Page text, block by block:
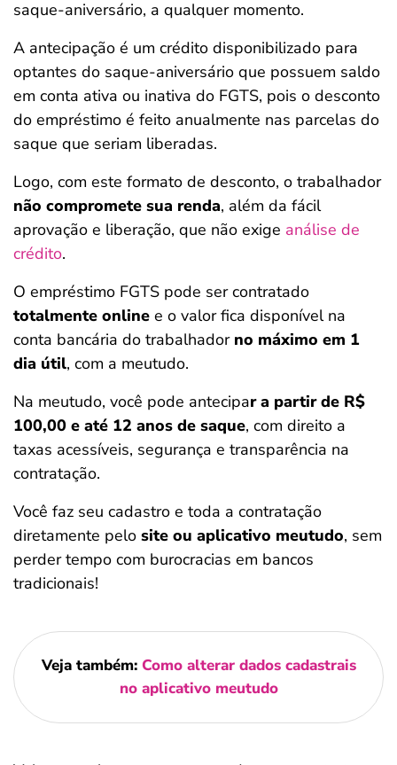
saque-aniversário, a qualquer momento.
A antecipação é um crédito disponibilizado para
optantes do saque-aniversário que possuem saldo
em conta ativa ou inativa do FGTS, pois o desconto
do empréstimo é feito anualmente nas parcelas do
saque que seriam liberadas.
Logo, com este formato de desconto, o trabalhador
não compromete sua renda, além da fácil
aprovação e liberação, que não exige análise de
crédito.
O empréstimo FGTS pode ser contratado
totalmente online e o valor fica disponível na
conta bancária do trabalhador no máximo em 1
dia útil, com a meutudo.
Na meutudo, você pode antecipar a partir de R$
100,00 e até 12 anos de saque, com direito a
taxas acessíveis, segurança e transparência na
contratação.
Você faz seu cadastro e toda a contratação
diretamente pelo site ou aplicativo meutudo, sem
perder tempo com burocracias em bancos
tradicionais!
Veja também:Como alterar dados cadastrais
no aplicativo meutudo